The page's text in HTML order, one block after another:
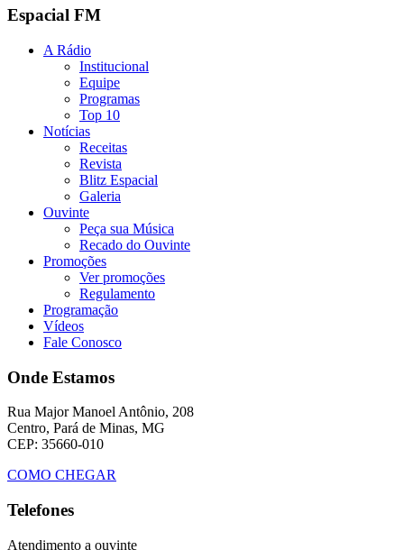
Espacial FM
A Rádio
Institucional
Equipe
Programas
Top 10
Notícias
Receitas
Revista
Blitz Espacial
Galeria
Ouvinte
Peça sua Música
Recado do Ouvinte
Promoções
Ver promoções
Regulamento
Programação
Vídeos
Fale Conosco
Onde Estamos
Rua Major Manoel Antônio, 208
Centro, Pará de Minas, MG
CEP: 35660-010
COMO CHEGAR
Telefones
Atendimento a ouvinte